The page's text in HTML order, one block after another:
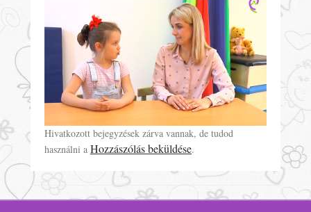
Hivatkozott bejegyzések zárva vannak, de tudod
használni a Hozzászólás beküldése.